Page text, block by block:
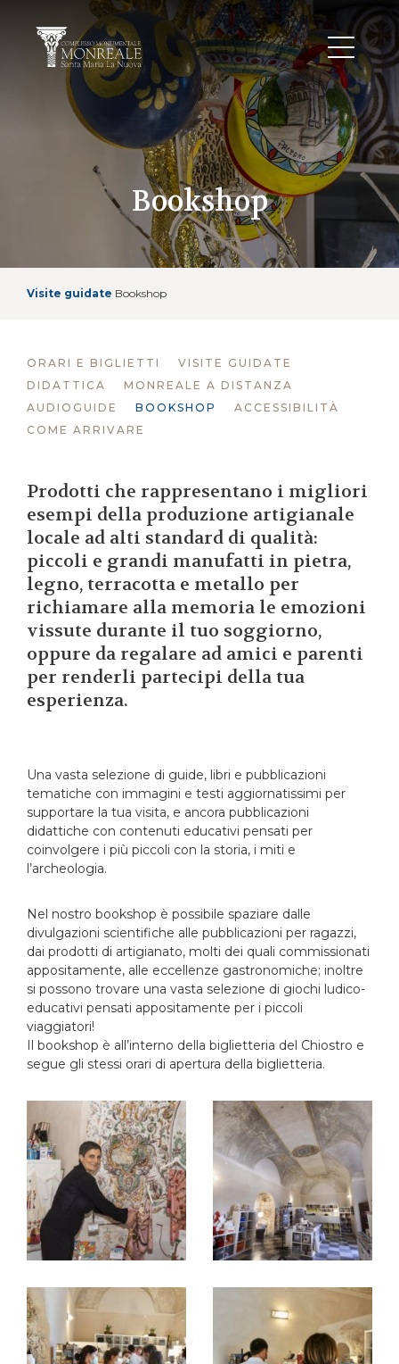
Bookshop
Visite guidate Bookshop
ORARI E BIGLIETTI
VISITE GUIDATE
DIDATTICA
MONREALE A DISTANZA
AUDIOGUIDE
BOOKSHOP
ACCESSIBILITÀ
COME ARRIVARE
Prodotti che rappresentano i migliori
esempi della produzione artigianale
locale ad alti standard di qualità:
piccoli e grandi manufatti in pietra,
legno, terracotta e metallo per
richiamare alla memoria le emozioni
vissute durante il tuo soggiorno,
oppure da regalare ad amici e parenti
per renderli partecipi della tua
esperienza.
Una vasta selezione di guide, libri e pubblicazioni
tematiche con immagini e testi aggiornatissimi per
supportare la tua visita, e ancora pubblicazioni
didattiche con contenuti educativi pensati per
coinvolgere i più piccoli con la storia, i miti e
l’archeologia.
Nel nostro bookshop è possibile spaziare dalle
divulgazioni scientifiche alle pubblicazioni per ragazzi,
dai prodotti di artigianato, molti dei quali commissionati
appositamente, alle eccellenze gastronomiche; inoltre
si possono trovare una vasta selezione di giochi ludico-
educativi pensati appositamente per i piccoli
viaggiatori!
Il bookshop è all’interno della biglietteria del Chiostro e
segue gli stessi orari di apertura della biglietteria.